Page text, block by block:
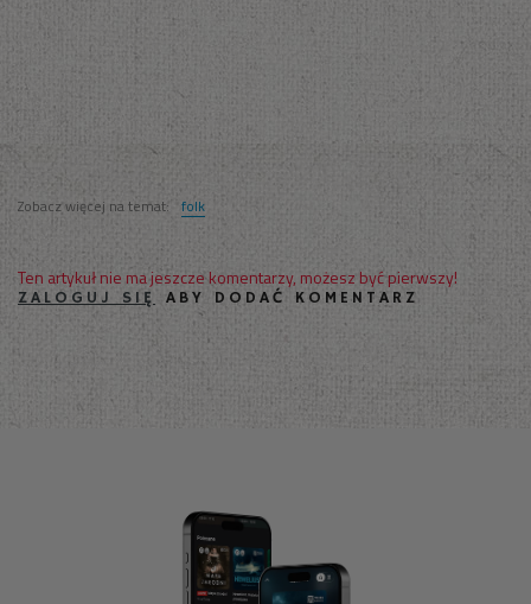
Zobacz więcej na temat: folk
Ten artykuł nie ma jeszcze komentarzy, możesz być pierwszy!
ZALOGUJ SIĘ ABY DODAĆ KOMENTARZ